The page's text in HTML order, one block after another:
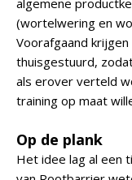
algemene
(wortelwering en
Voorafgaand
thuisgestuurd,
als erover verteld
training op maat
Op de plank
Het idee lag al een